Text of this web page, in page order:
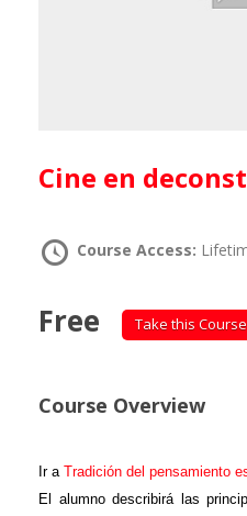
Cine en
Course Access:
Free Take this Course
Course Overview
Ir a Tradición del pensamiento
El alumno describirá las